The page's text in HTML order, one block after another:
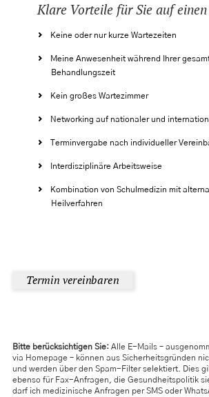
Klare Vorteile für Sie auf
Keine oder nur kurze Wartezeiten
Meine Anwesenheit während Ihrer
Behandlungszeit
Kein großes Wartezimmer
Networking auf nationaler und
Terminvergabe nach individueller
Interdisziplinäre Arbeitsweise
Kombination von Schulmedizin mit
Heilverfahren
Termin vereinbaren
Bitte berücksichtigen Sie: Alle E-Mails –
via Homepage – können aus Sicherheitsgründen
und werden über den Spam-Filter selektiert. Dies
ebenso für Fax-Anfragen, die Gesundheitspolitik
darf ich medizinische Anfragen per SMS oder